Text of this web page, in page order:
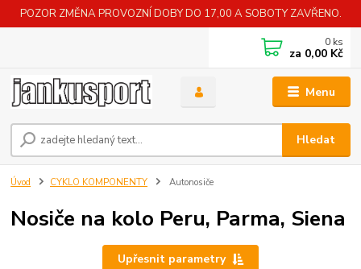
POZOR ZMĚNA PROVOZNÍ DOBY DO 17,00 A SOBOTY ZAVŘENO.
Menu
Hledat
0 ks
za 0,00 Kč
Úvod CYKLO KOMPONENTY Autonosiče
Nosiče na kolo Peru, Parma, Siena
Upřesnit parametry